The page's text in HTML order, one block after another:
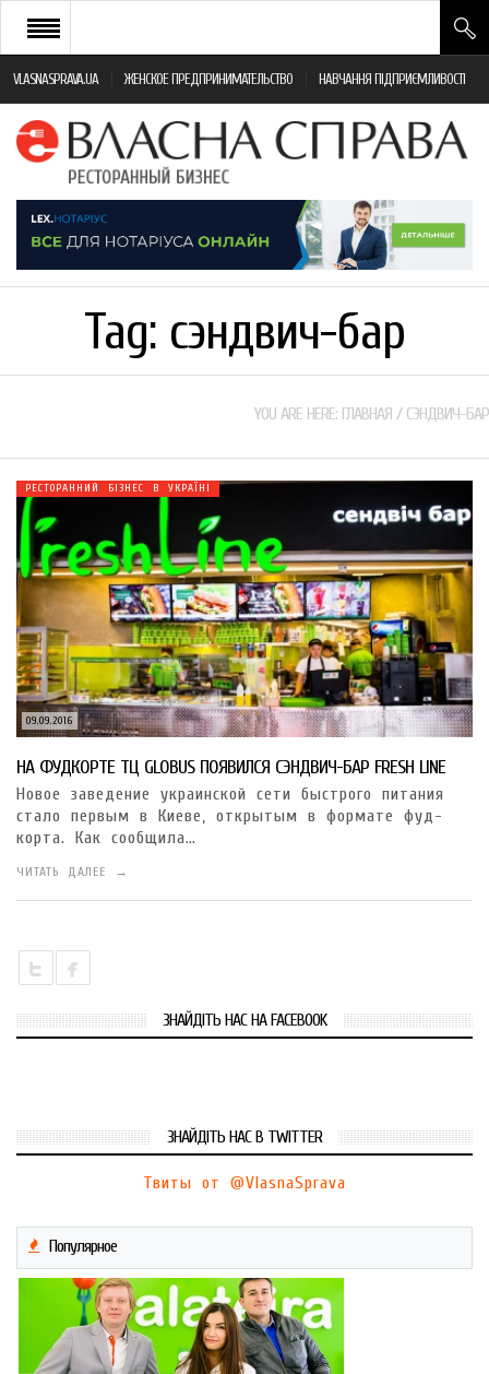
VLASNASPRAVA.UA ЖЕНСКОЕ ПРЕДПРИНИМАТЕЛЬСТВО НАВЧАННЯ ПІДПРИЄМЛИВОСТІ
НОВИНИ РЕСТОРАННОГО БІЗНЕСУ
ЯК ВІДКРИТИ ТА УСПІШНО КЕРУВАТИ
МОНІТОРИНГ ЗАКОНОДАВСТВА
ФРАНЧАЙЗИНГTag: сэндвич-бар
YOU ARE HERE: ГЛАВНАЯ / СЭНДВИЧ-БАР
09.09.2016
РЕСТОРАННИЙ БІЗНЕС В УКРАЇНІ
НА ФУДКОРТЕ ТЦ GLOBUS ПОЯВИЛСЯ СЭНДВИЧ-БАР FRESH LINE
Новое заведение украинской сети быстрого питания
стало первым в Киеве, открытым в формате фуд-
корта. Как сообщила…
ЧИТАТЬ ДАЛЕЕ →
ЗНАЙДІТЬ НАС НА FACEBOOK
ЗНАЙДІТЬ НАС В TWITTER
Твиты от @VlasnaSprava
Популярное